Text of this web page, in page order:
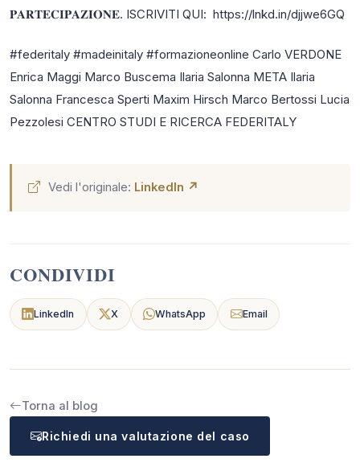
𝐏𝐀𝐑𝐓𝐄𝐂𝐈𝐏𝐀𝐙𝐈𝐎𝐍𝐄. ISCRIVITI QUI: https://lnkd.in/djjwe6GQ
#federitaly #madeinitaly #formazioneonline Carlo VERDONE
Enrica Maggi Marco Buscema Ilaria Salonna META Ilaria
Salonna Francesca Sperti Maxim Hirsch Marco Bertossi Lucia
Pezzolesi CENTRO STUDI E RICERCA FEDERITALY
Vedi l'originale: LinkedIn ↗
CONDIVIDI
LinkedIn X WhatsApp Email
Torna al blog
Richiedi una valutazione del caso